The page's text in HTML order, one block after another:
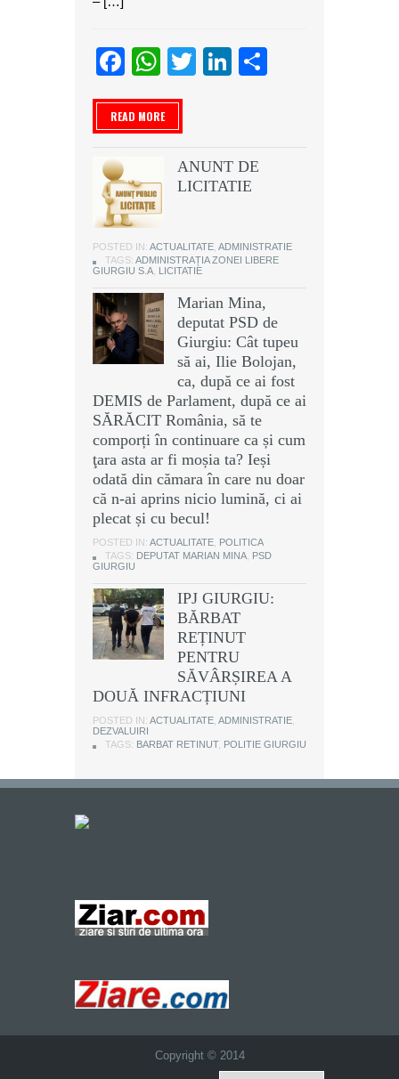
Facebook
WhatsApp
TwitterLinkedIn
READ MORE
ANUNT DE
LICITATIE
POSTED IN: ACTUALITATE ADMINISTRATIE
TAGS: ADMINISTRAȚIA ZONEI LIBERE
GIURGIU S.A LICITATIE
Marian Mina,
deputat PSD de
Giurgiu: Cât tupeu
să ai, Ilie Bolojan,
ca, după ce ai fost
DEMIS de Parlament, după ce ai
SĂRĂCIT România, să te
comporți în continuare ca și cum
ţara asta ar fi moșia ta? Ieși
odată din cămara în care nu doar
că n-ai aprins nicio lumină, ci ai
plecat și cu becul!
POSTED IN: ACTUALITATE POLITICA
TAGS: DEPUTAT MARIAN MINA PSD
GIURGIU
IPJ GIURGIU:
BĂRBAT
REȚINUT
PENTRU
SĂVÂRȘIREA A
DOUĂ INFRACȚIUNI
POSTED IN: ACTUALITATE ADMINISTRATIE
DEZVALUIRI
TAGS: BARBAT RETINUT, POLITIE GIURGIU
Copyright © 2014